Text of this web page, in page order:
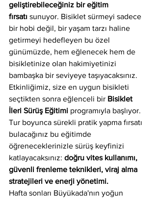
geliştirebileceğiniz bir eğitim
fırsatı sunuyor. Bisiklet sürmeyi sadece
bir hobi değil, bir yaşam tarzı haline
getirmeyi hedefleyen bu özel
günümüzde, hem eğlenecek hem de
bisikletinize olan hakimiyetinizi
bambaşka bir seviyeye taşıyacaksınız.
Etkinliğimiz, size en uygun bisikleti
seçtikten sonra eğlenceli bir Bisiklet
İleri Sürüş Eğitimi programıyla başlıyor.
Tur boyunca sürekli pratik yapma fırsatı
bulacağınız bu eğitimde
öğreneceklerinizle sürüş keyfinizi
katlayacaksınız: doğru vites kullanımı,
güvenli frenleme teknikleri, viraj alma
stratejileri ve enerji yönetimi.
Hafta sonları Büyükada'nın yoğun